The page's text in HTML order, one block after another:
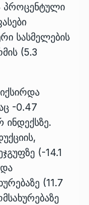
პროცენტული
სასმელების
(5.3
-0.47
(-14.1
(11.7